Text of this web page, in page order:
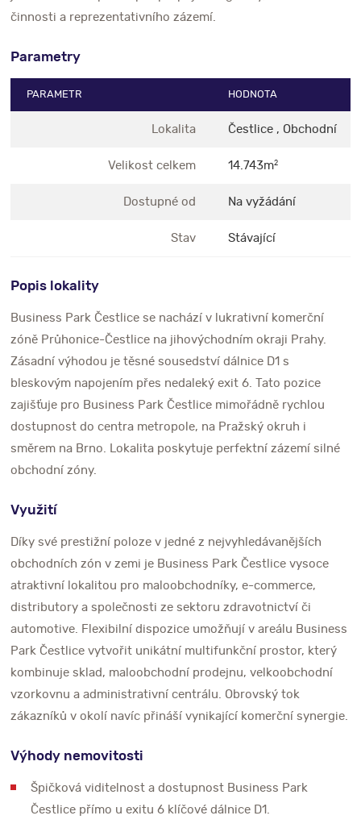
činnosti a reprezentativního zázemí.
Parametry
PARAMETR HODNOTA
Lokalita Čestlice , Obchodní
Velikost celkem 14.743m2
Dostupné od Na vyžádání
Stav Stávající
Popis lokality
Business Park Čestlice se nachází v lukrativní komerční
zóně Průhonice-Čestlice na jihovýchodním okraji Prahy.
Zásadní výhodou je těsné sousedství dálnice D1 s
bleskovým napojením přes nedaleký exit 6. Tato pozice
zajišťuje pro Business Park Čestlice mimořádně rychlou
dostupnost do centra metropole, na Pražský okruh i
směrem na Brno. Lokalita poskytuje perfektní zázemí silné
obchodní zóny.
Využití
Díky své prestižní poloze v jedné z nejvyhledávanějších
obchodních zón v zemi je Business Park Čestlice vysoce
atraktivní lokalitou pro maloobchodníky, e-commerce,
distributory a společnosti ze sektoru zdravotnictví či
automotive. Flexibilní dispozice umožňují v areálu Business
Park Čestlice vytvořit unikátní multifunkční prostor, který
kombinuje sklad, maloobchodní prodejnu, velkoobchodní
vzorkovnu a administrativní centrálu. Obrovský tok
zákazníků v okolí navíc přináší vynikající komerční synergie.
Výhody nemovitosti
Špičková viditelnost a dostupnost Business Park
Čestlice přímo u exitu 6 klíčové dálnice D1.